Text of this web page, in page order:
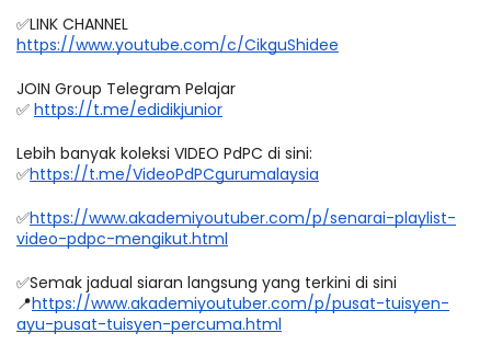
✅LINK CHANNEL
https://www.youtube.com/c/CikguShidee
JOIN Group Telegram Pelajar
✅ https://t.me/edidikjunior
Lebih banyak koleksi VIDEO PdPC di sini:
✅https://t.me/VideoPdPCgurumalaysia
✅https://www.akademiyoutuber.com/p/senarai-playlist-
video-pdpc-mengikut.html
✅Semak jadual siaran langsung yang terkini di sini
📍https://www.akademiyoutuber.com/p/pusat-tuisyen-
ayu-pusat-tuisyen-percuma.html